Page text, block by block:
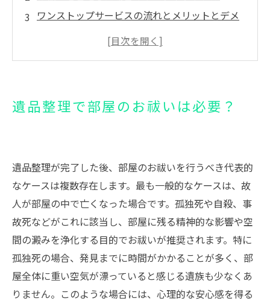
ワンストップサービスの流れとメリットとデメ
よくある質問
遺品整理で部屋のお祓いは必要？
遺品整理が完了した後、部屋のお祓いを行うべき代表的
なケースは複数存在します。最も一般的なケースは、故
人が部屋の中で亡くなった場合です。孤独死や自殺、事
故死などがこれに該当し、部屋に残る精神的な影響や空
間の澱みを浄化する目的でお祓いが推奨されます。特に
孤独死の場合、発見までに時間がかかることが多く、部
屋全体に重い空気が漂っていると感じる遺族も少なくあ
りません。このような場合には、心理的な安心感を得る